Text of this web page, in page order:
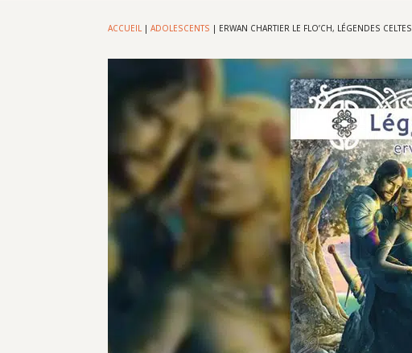
ACCUEIL |ADOLESCENTS | ERWAN CHARTIER LE FLO’CH, LÉGENDES CELTES